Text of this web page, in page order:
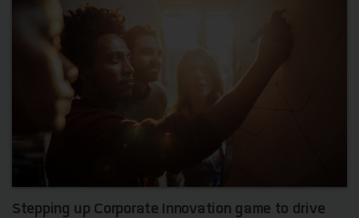
Stepping up Corporate Innovation game to drive